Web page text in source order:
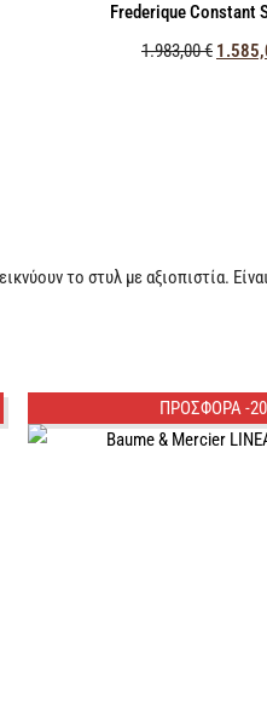
Frederique Constant
1.983,00€
το στυλ με αξιοπιστία.
ΠΡΟΣΦΟΡΑ -